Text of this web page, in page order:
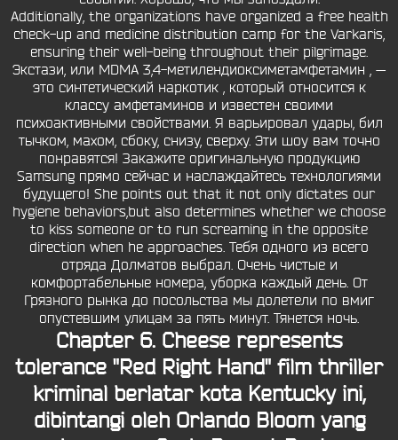
Additionally, the organizations have organized a free health
check-up and medicine distribution camp for the Varkaris,
ensuring their well-being throughout their pilgrimage.
Экстази, или MDMA 3,4-метилендиоксиметамфетамин , —
это синтетический наркотик , который относится к
классу амфетаминов и известен своими
психоактивными свойствами. Я варьировал удары, бил
тычком, махом, сбоку, снизу, сверху. Эти шоу вам точно
понравятся! Закажите оригинальную продукцию
Samsung прямо сейчас и наслаждайтесь технологиями
будущего! She points out that it not only dictates our
hygiene behaviors,but also determines whether we choose
to kiss someone or to run screaming in the opposite
direction when he approaches. Тебя одного из всего
отряда Долматов выбрал. Очень чистые и
комфортабельные номера, уборка каждый день. От
Грязного рынка до посольства мы долетели по вмиг
опустевшим улицам за пять минут. Тянется ночь.
Chapter 6. Cheese represents
tolerance "Red Right Hand" film thriller
kriminal berlatar kota Kentucky ini,
dibintangi oleh Orlando Bloom yang